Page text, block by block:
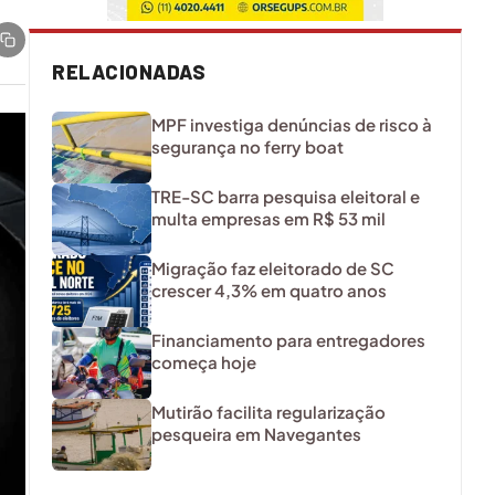
RELACIONADAS
MPF investiga denúncias de risco à
segurança no ferry boat
TRE-SC barra pesquisa eleitoral e
multa empresas em R$ 53 mil
Migração faz eleitorado de SC
crescer 4,3% em quatro anos
Financiamento para entregadores
começa hoje
Mutirão facilita regularização
pesqueira em Navegantes